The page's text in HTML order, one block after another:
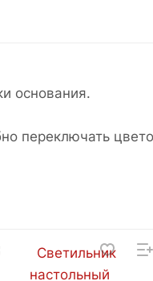
основания.
переключать